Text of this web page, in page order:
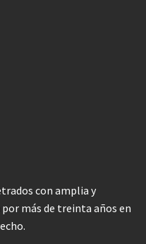
con amplia y
más de treinta años en